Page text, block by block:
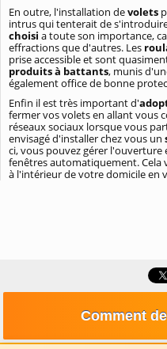
En outre, l'installation devolets
intrus qui tenterait de s'introduire
choisi a toute son importance,
effractions que d'autres. Les
prise accessible et sont
produitsà battants, munis
également office de bonne
Enfin il est très important d'
fermer vos volets en allant vous
réseaux sociaux lorsque vous
envisagé d'installer chez vous un
ci, vous pouvez gérer
fenêtres automatiquement. Cela
à l'intérieur de votre domicile en
Comment